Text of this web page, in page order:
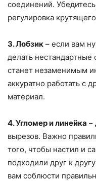
соединений.
регулировка
3. Лобзик – если вам
делать
станет незаменимым
аккуратно работать с
материал.
4. Угломер и линейка –
вырезов. Важно
того, чтобы настил и
подходили друг к
вам соблюсти